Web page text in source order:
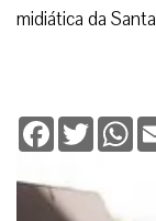
midiática da
Facebook
Twitter